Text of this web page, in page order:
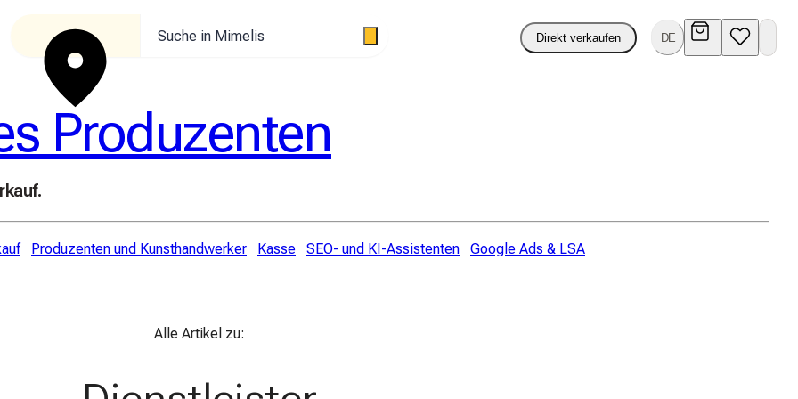
Suche in Mimelis Direkt verkaufen DE
Produzenten
Produzenten und Kunsthandwerker Kasse SEO- und KI-Assistenten Google Ads & LSA
Alle Artikel zu: